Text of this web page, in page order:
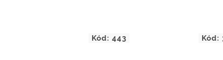
Kód: 443 Kód: